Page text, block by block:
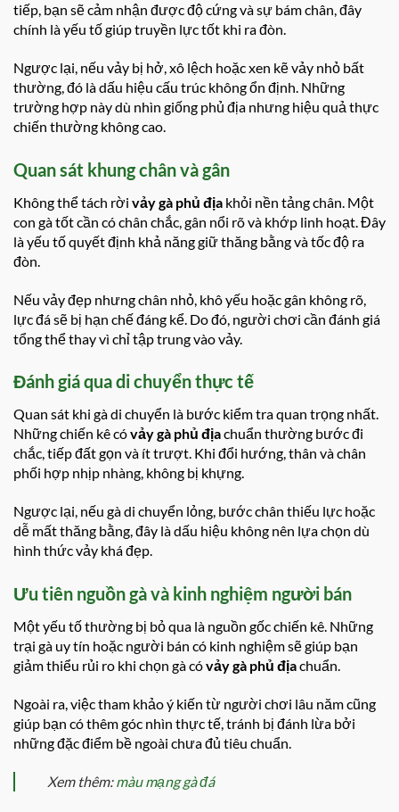
tiếp, bạn sẽ cảm nhận được độ cứng và sự bám chân, đây
chính là yếu tố giúp truyền lực tốt khi ra đòn.
Ngược lại, nếu vảy bị hở, xô lệch hoặc xen kẽ vảy nhỏ bất
thường, đó là dấu hiệu cấu trúc không ổn định. Những
trường hợp này dù nhìn giống phủ địa nhưng hiệu quả thực
chiến thường không cao.
Quan sát khung chân và gân
Không thể tách rời vảy gà phủ địa khỏi nền tảng chân. Một
con gà tốt cần có chân chắc, gân nổi rõ và khớp linh hoạt. Đây
là yếu tố quyết định khả năng giữ thăng bằng và tốc độ ra
đòn.
Nếu vảy đẹp nhưng chân nhỏ, khô yếu hoặc gân không rõ,
lực đá sẽ bị hạn chế đáng kể. Do đó, người chơi cần đánh giá
tổng thể thay vì chỉ tập trung vào vảy.
Đánh giá qua di chuyển thực tế
Quan sát khi gà di chuyển là bước kiểm tra quan trọng nhất.
Những chiến kê cóvảy gà phủ địachuẩn thường bước đi
chắc, tiếp đất gọn và ít trượt. Khi đổi hướng, thân và chân
phối hợp nhịp nhàng, không bị khựng.
Ngược lại, nếu gà di chuyển lỏng, bước chân thiếu lực hoặc
dễ mất thăng bằng, đây là dấu hiệu không nên lựa chọn dù
hình thức vảy khá đẹp.
Ưu tiên nguồn gà và kinh nghiệm người bán
Một yếu tố thường bị bỏ qua là nguồn gốc chiến kê. Những
trại gà uy tín hoặc người bán có kinh nghiệm sẽ giúp bạn
giảm thiểu rủi ro khi chọn gà cóvảy gà phủ địachuẩn.
Ngoài ra, việc tham khảo ý kiến từ người chơi lâu năm cũng
giúp bạn có thêm góc nhìn thực tế, tránh bị đánh lừa bởi
những đặc điểm bề ngoài chưa đủ tiêu chuẩn.
Xem thêm:màu mạng gà đá